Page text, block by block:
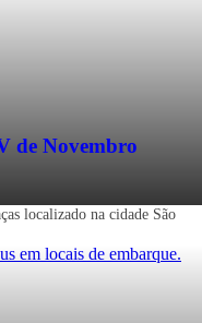
de Novembro
localizado na cidade São